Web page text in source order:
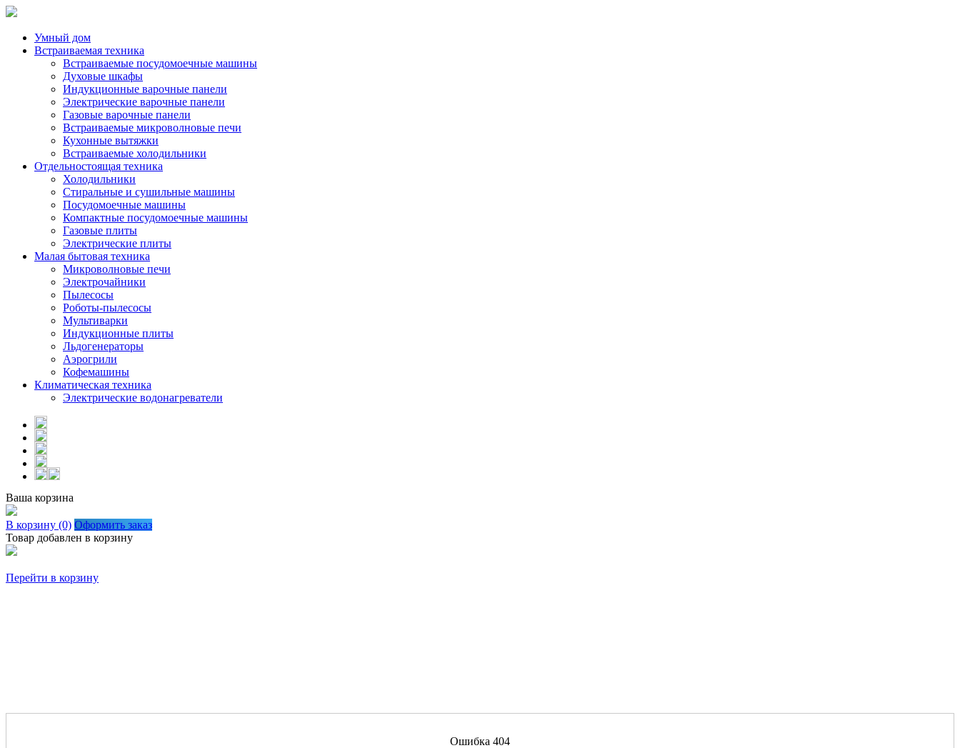
Умный дом
Встраиваемая техника
Встраиваемые посудомоечные машины
Духовые шкафы
Индукционные варочные панели
Электрические варочные панели
Газовые варочные панели
Встраиваемые микроволновые печи
Кухонные вытяжки
Встраиваемые холодильники
Отдельностоящая техника
Холодильники
Стиральные и сушильные машины
Посудомоечные машины
Компактные посудомоечные машины
Газовые плиты
Электрические плиты
Малая бытовая техника
Микроволновые печи
Электрочайники
Пылесосы
Роботы-пылесосы
Мультиварки
Индукционные плиты
Льдогенераторы
Аэрогрили
Кофемашины
Климатическая техника
Электрические водонагреватели
Ваша корзина
В корзину (0) Оформить заказ
Товар добавлен в корзину
Перейти в корзину
Ошибка 404